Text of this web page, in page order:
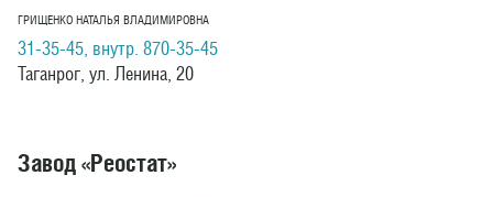
ГРИЩЕНКО НАТАЛЬЯ ВЛАДИМИРОВНА
31-35-45, внутр. 870-35-45
Таганрог, ул. Ленина, 20
Завод «Реостат»